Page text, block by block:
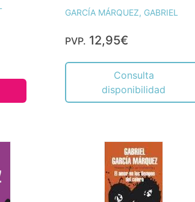
GARCÍA MÁRQUEZ, GABRIEL
PVP. 12,95€
Consulta
disponibilidad